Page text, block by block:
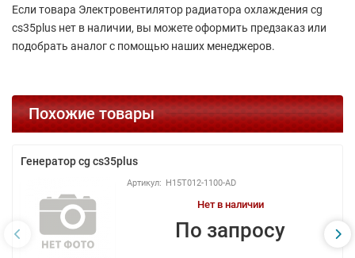
Если товара Электровентилятор радиатора охлаждения cg
cs35plus нет в наличии, вы можете оформить предзаказ или
подобрать аналог с помощью наших менеджеров.
Похожие товары
Генератор cg cs35plus
H15T012-1100-AD
Нет в наличии
По запросу